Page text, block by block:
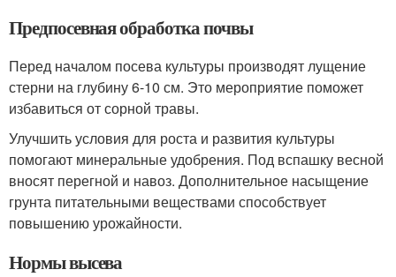
Предпосевная обработка почвы
Перед началом посева культуры производят лущение
стерни на глубину 6-10 см. Это мероприятие поможет
избавиться от сорной травы.
Улучшить условия для роста и развития культуры
помогают минеральные удобрения. Под вспашку весной
вносят перегной и навоз. Дополнительное насыщение
грунта питательными веществами способствует
повышению урожайности.
Нормы высева